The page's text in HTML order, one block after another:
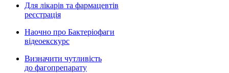
Для лікарів та фармацевтів
реєстрація
Наочно про Бактеріофаги
відеоекскурс
Визначити чутливість
до фагопрепарату